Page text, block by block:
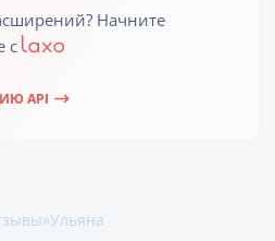
Начните
c
API
»Ульяна